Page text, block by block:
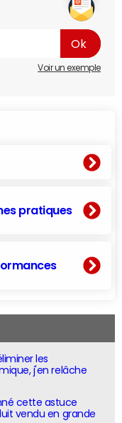
Voir un exemple
pratiques
les
j'en relâche
cette astuce
vendu en grande